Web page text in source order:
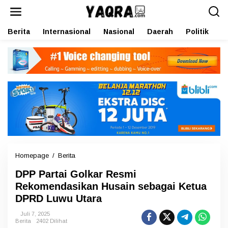
Berita Internasional Nasional Daerah Politik
Homepage / Berita
P
P
a
r
DPP Partai Golkar Resmi
Rekomendasikan Husain sebagai Ketua
DPRD Luwu Utara
Juli 7, 2025
Berita
2402 Dilihat